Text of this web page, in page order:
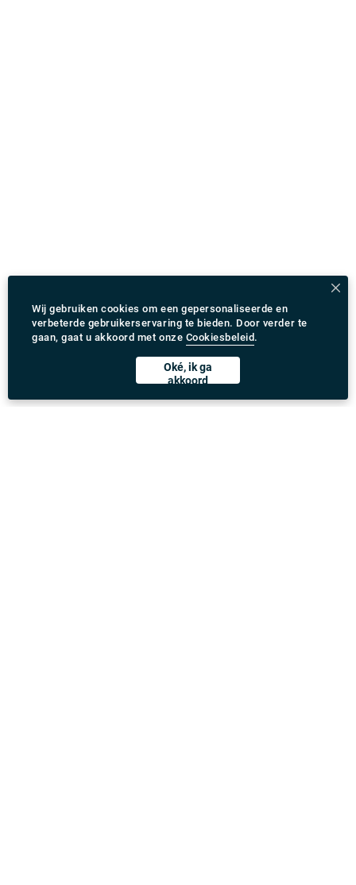
Wij gebruiken cookies om een gepersonaliseerde en
verbeterde gebruikerservaring te bieden. Door verder te
gaan, gaat u akkoord met onze Cookiesbeleid .
Oké, ik ga
akkoord